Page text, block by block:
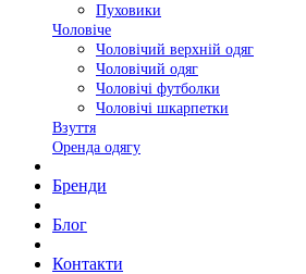
Пуховики
Чоловіче
Чоловічий верхній одяг
Чоловічий одяг
Чоловічі футболки
Чоловічі шкарпетки
Взуття
Оренда одягу
Бренди
Блог
Контакти